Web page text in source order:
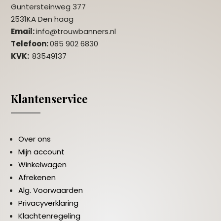
Guntersteinweg 377
2531KA Den haag
Email:info@trouwbanners.nl
Telefoon:085 902 6830
KVK:83549137
Klantenservice
Over ons
Mijn account
Winkelwagen
Afrekenen
Alg. Voorwaarden
Privacyverklaring
Klachtenregeling